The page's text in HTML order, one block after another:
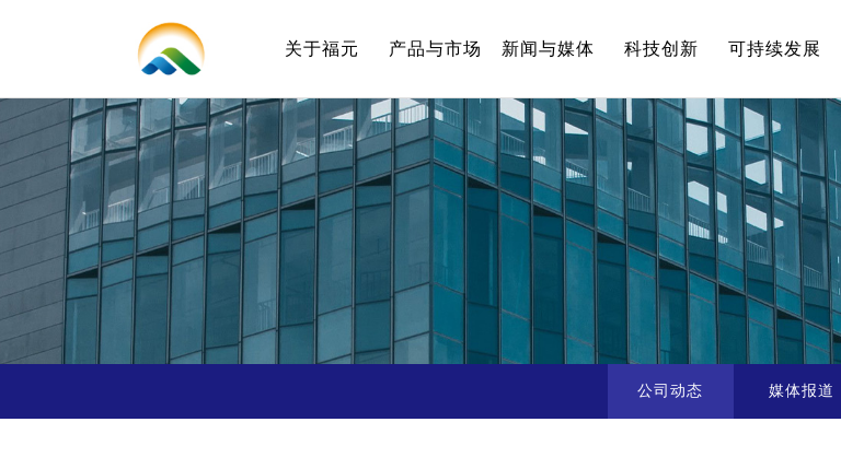
关于福元 产品与市场 新闻与媒体 科技创新 可持续发展
公司动态 媒体报道